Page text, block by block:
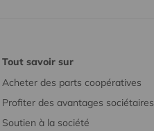
Tout savoir sur
Acheter des parts coopératives
Profiter des avantages sociétaires
Soutien à la société